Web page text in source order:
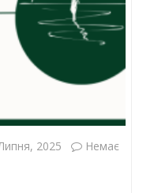
2025
Немає